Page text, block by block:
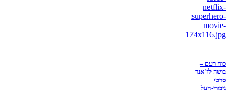
כוח רעם –
בושה לז'אנר
סרטי
גיבורי-העל